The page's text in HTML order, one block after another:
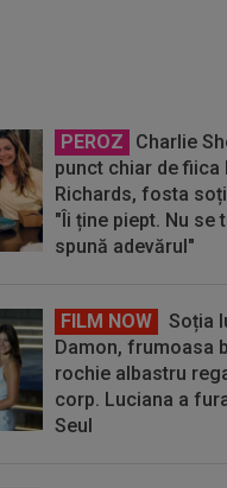
PEROZ
Charlie
punct chiar de fiica
Richards, fosta
"Îi ține piept. Nu se
spună adevărul"
FILM NOW
Soția
Damon, frumoasa
rochie albastru
corp. Luciana a
Seul